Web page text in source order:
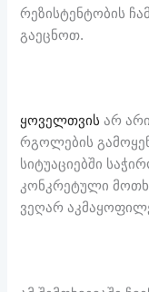
რეზისტენტობის
გაეცნოთ.
ყოველთვის არ
რგოლების
სიტუაციებში
კონკრეტული
ვეღარ